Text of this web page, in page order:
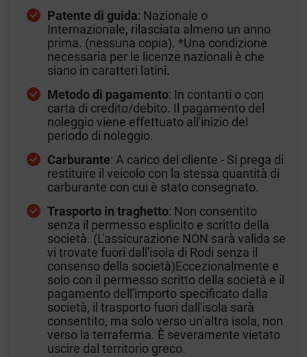
Patente di guida: Nazionale o
Internazionale, rilasciata almeno un anno
prima. (nessuna copia). *Una condizione
necessaria per le licenze nazionali è che
siano in caratteri latini.
Metodo di pagamento: In contanti o con
carta di credito/debito. Il pagamento del
noleggio viene effettuato all'inizio del
periodo di noleggio.
Carburante: A carico del cliente - Si prega di
restituire il veicolo con la stessa quantità di
carburante con cui è stato consegnato.
Trasporto in traghetto: Non consentito
senza il permesso esplicito e scritto della
società. (L'assicurazione NON sarà valida se
vi trovate fuori dall'isola di Rodi senza il
consenso della società)Eccezionalmente e
solo con il permesso scritto della società e il
pagamento dell'importo specificato dalla
società, il trasporto fuori dall'isola sarà
consentito, ma solo verso un'altra isola, non
verso la terraferma. È severamente vietato
uscire dal territorio greco.